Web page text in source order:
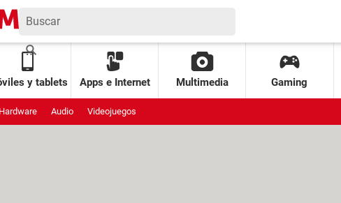
y tablets Apps e Internet Multimedia Gaming
Hardware Audio Videojuegos